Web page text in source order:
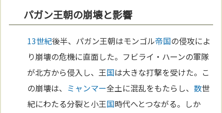
パガン王朝の崩壊と影響
13世紀後半、パガン王朝はモンゴル帝国の侵攻によ
り崩壊の危機に直面した。フビライ・ハーンの軍隊
が北方から侵入し、王国は大きな打撃を受けた。こ
の崩壊は、 ミャンマー全土に混乱をもたらし、数世
紀にわたる分裂と小王国時代へとつながる。しか